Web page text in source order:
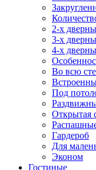
2-х
3-х
4-х
Во всю
Под
Открытая
Гардероб
Для
Эконом
Гостиные